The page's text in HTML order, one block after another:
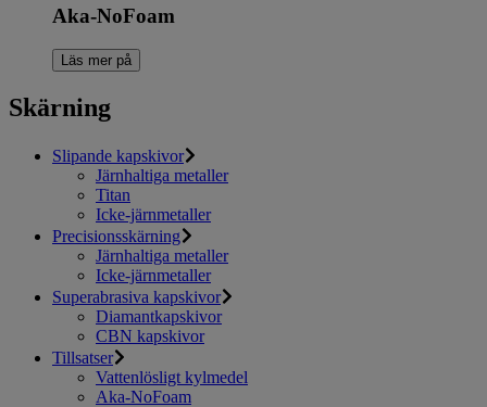
Aka-NoFoam
Läs mer på
Skärning
Slipande kapskivor
Järnhaltiga metaller
Titan
Icke-järnmetaller
Precisionsskärning
Järnhaltiga metaller
Icke-järnmetaller
Superabrasiva kapskivor
Diamantkapskivor
CBN kapskivor
Tillsatser
Vattenlösligt kylmedel
Aka-NoFoam